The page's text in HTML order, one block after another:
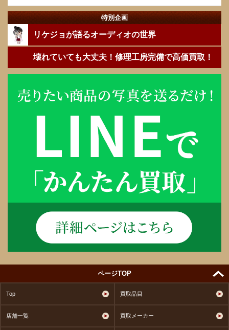
特別企画
リケジョが語るオーディオの世界
壊れていても大丈夫！修理工房完備で高価買取！
ページTOP
Top 買取品目
店舗一覧 買取メーカー